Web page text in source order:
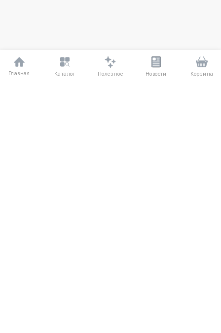
Главная Каталог Полезное Новости Корзина